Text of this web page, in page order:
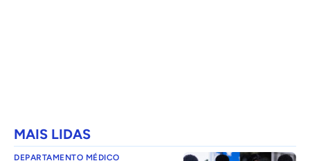
MAIS LIDAS
DEPARTAMENTO MÉDICO